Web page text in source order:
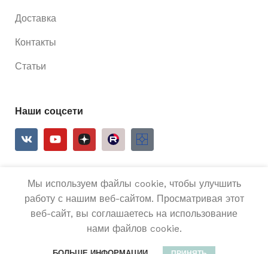
Доставка
Контакты
Статьи
Наши соцсети
Ривьера 24 Все права защищены.
Мы используем файлы cookie, чтобы улучшить
работу с нашим веб-сайтом. Просматривая этот
веб-сайт, вы соглашаетесь на использование
нами файлов cookie.
Золотые